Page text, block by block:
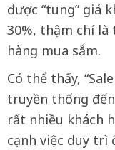
được “tung” giá
30%, thậm chí là
hàng mua sắm.
Có thể thấy,
truyền thống
rất nhiều khách
cạnh việc duy trì